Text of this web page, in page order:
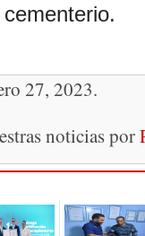
27, 2023.
noticias por